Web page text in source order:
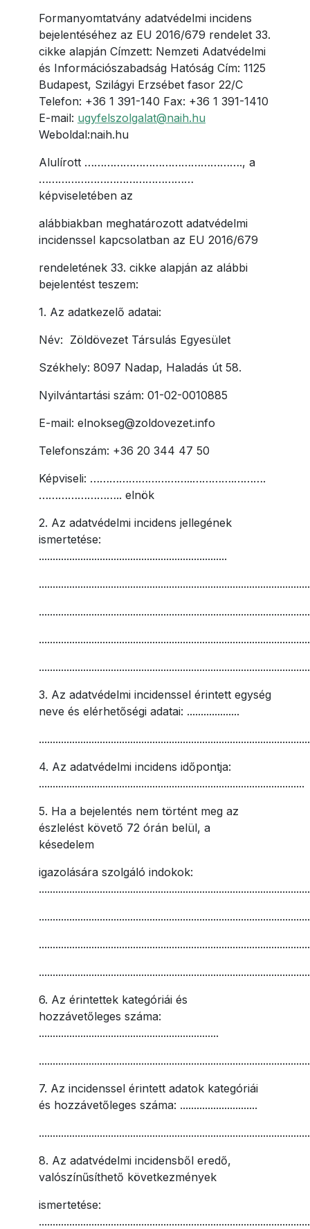
Formanyomtatvány adatvédelmi incidens
bejelentéséhez az EU 2016/679 rendelet 33.
cikke alapján Címzett: Nemzeti Adatvédelmi
és Információszabadság Hatóság Cím: 1125
Budapest, Szilágyi Erzsébet fasor 22/C
Telefon: +36 1 391-140 Fax: +36 1 391-1410
E-mail: ugyfelszolgalat@naih.hu
Weboldal:naih.hu
Alulírott …………………………………………., a
…………………………………………
képviseletében az
alábbiakban meghatározott adatvédelmi
incidenssel kapcsolatban az EU 2016/679
rendeletének 33. cikke alapján az alábbi
bejelentést teszem:
1. Az adatkezelő adatai:
Név: Zöldövezet Társulás Egyesület
Székhely: 8097 Nadap, Haladás út 58.
Nyilvántartási szám: 01-02-0010885
E-mail: elnokseg@zoldovezet.info
Telefonszám: +36 20 344 47 50
Képviseli: …………………………..………….……….
…………………….. elnök
2. Az adatvédelmi incidens jellegének
ismertetése:
....................................................................
3. Az adatvédelmi incidenssel érintett egység
neve és elérhetőségi adatai: ...................
4. Az adatvédelmi incidens időpontja:
................................................................................................
5. Ha a bejelentés nem történt meg az
észlelést követő 72 órán belül, a
késedelem
igazolására szolgáló indokok:
6. Az érintettek kategóriái és
hozzávetőleges száma:
.................................................................
7. Az incidenssel érintett adatok kategóriái
és hozzávetőleges száma: ............................
8. Az adatvédelmi incidensből eredő,
valószínűsíthető következmények
ismertetése: